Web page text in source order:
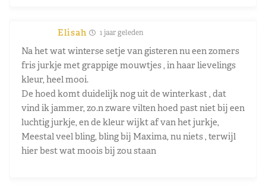
Elisah 1 jaar geleden
Na het wat winterse setje van gisteren nu een zomers
fris jurkje met grappige mouwtjes , in haar lievelings
kleur, heel mooi.
De hoed komt duidelijk nog uit de winterkast , dat
vind ik jammer, zo.n zware vilten hoed past niet bij een
luchtig jurkje, en de kleur wijkt af van het jurkje,
Meestal veel bling, bling bij Maxima, nu niets , terwijl
hier best wat moois bij zou staan